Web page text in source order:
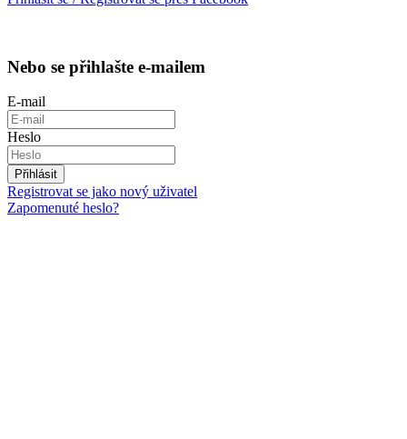
Nebo se přihlašte e-mailem
E-mail
Heslo
Přihlásit
Registrovat se jako nový uživatel
Zapomenuté heslo?